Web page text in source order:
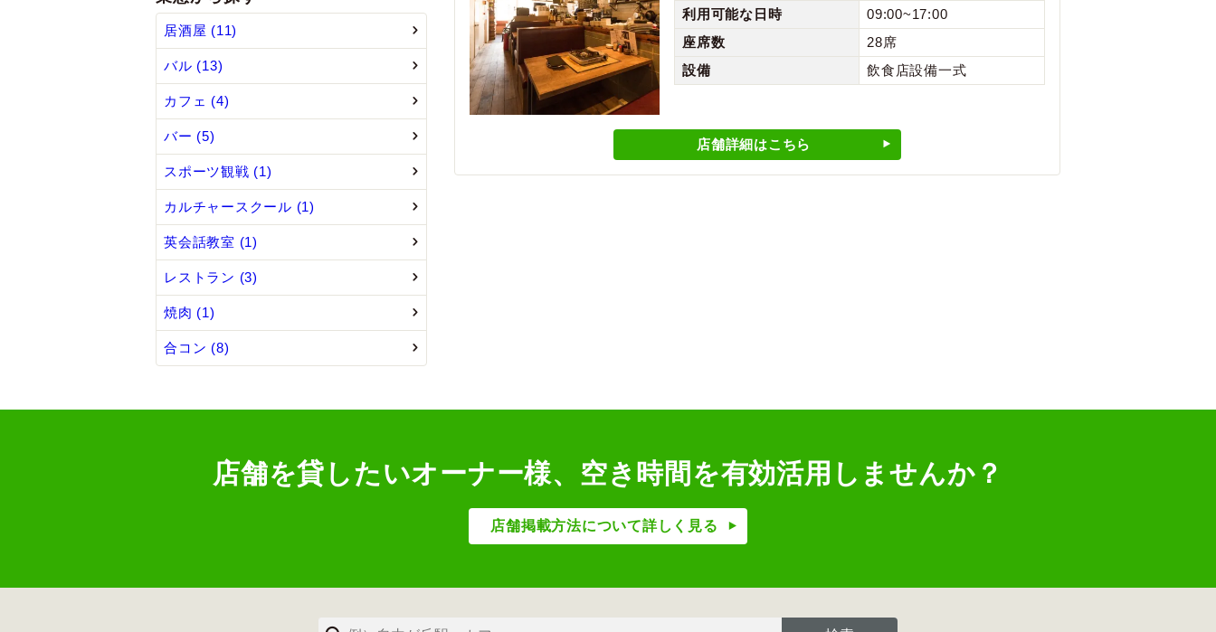
利用可能な日時
09:00~17:00
座席数
28席
設備
飲食店設備一式
店舗詳細はこちら
居酒屋 (11)
バル (13)
カフェ (4)
バー (5)
スポーツ観戦 (1)
カルチャースクール (1)
英会話教室 (1)
レストラン (3)
焼肉 (1)
合コン (8)
店舗を貸したいオーナー様、空き時間を有効活用しませんか？
店舗掲載方法について詳しく見る